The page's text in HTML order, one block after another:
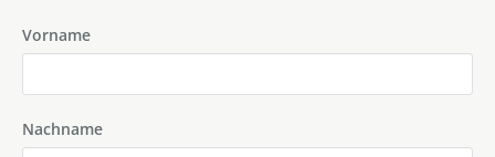
Vorname
Nachname